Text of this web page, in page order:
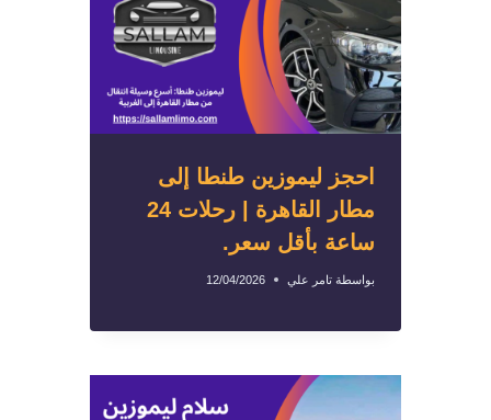
احجز ليموزين طنطا إلى
مطار القاهرة | رحلات 24
ساعة بأقل سعر.
بواسطة تامر علي 12/04/2026